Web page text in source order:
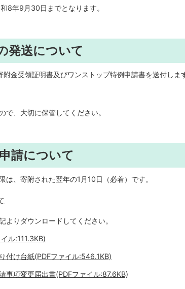
8年9月30日までとなります。
発送について
金受領証明書及びワンストップ特例申請書を送付しま
で、大切に保管してください。
請について
は、寄附された翌年の1月10日（必着）です。
よりダウンロードしてください。
ル:111.3KB)
付け台紙(PDFファイル:546.1KB)
事項変更届出書(PDFファイル:87.6KB)